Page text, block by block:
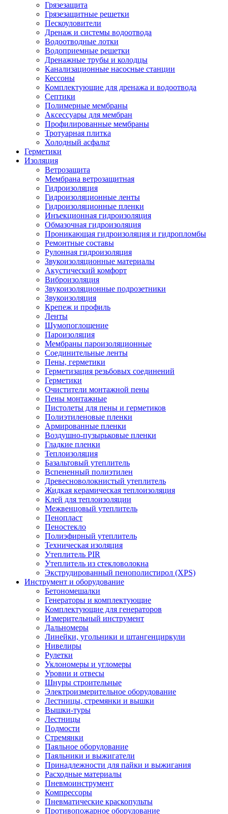
Грязезащита
Грязезащитные решетки
Пескоуловители
Дренаж и системы водоотвода
Водоотводные лотки
Водоприемные решетки
Дренажные трубы и колодцы
Канализационные насосные станции
Кессоны
Комплектующие для дренажа и водоотвода
Септики
Полимерные мембраны
Аксессуары для мембран
Профилированные мембраны
Тротуарная плитка
Холодный асфальт
Герметики
Изоляция
Ветрозащита
Мембрана ветрозащитная
Гидроизоляция
Гидроизоляционные ленты
Гидроизоляционные пленки
Инъекционная гидроизоляция
Обмазочная гидроизоляция
Проникающая гидроизоляция и гидропломбы
Ремонтные составы
Рулонная гидроизоляция
Звукоизоляционные материалы
Акустический комфорт
Виброизоляция
Звукоизоляционные подрозетники
Звукоизоляция
Крепеж и профиль
Ленты
Шумопоглощение
Пароизоляция
Мембраны пароизоляционные
Соединительные ленты
Пены, герметики
Герметизация резьбовых соединений
Герметики
Очистители монтажной пены
Пены монтажные
Пистолеты для пены и герметиков
Полиэтиленовые пленки
Армированные пленки
Воздушно-пузырьковые пленки
Гладкие пленки
Теплоизоляция
Базальтовый утеплитель
Вспененный полиэтилен
Древесноволокнистый утеплитель
Жидкая керамическая теплоизоляция
Клей для теплоизоляции
Межвенцовый утеплитель
Пенопласт
Пеностекло
Полиэфирный утеплитель
Техническая изоляция
Утеплитель PIR
Утеплитель из стекловолокна
Экструдированный пенополистирол (XPS)
Инструмент и оборудование
Бетономешалки
Генераторы и комплектующие
Комплектующие для генераторов
Измерительный инструмент
Дальномеры
Линейки, угольники и штангенциркули
Нивелиры
Рулетки
Уклономеры и угломеры
Уровни и отвесы
Шнуры строительные
Электроизмерительное оборудование
Лестницы, стремянки и вышки
Вышки-туры
Лестницы
Подмости
Стремянки
Паяльное оборудование
Паяльники и выжигатели
Принадлежности для пайки и выжигания
Расходные материалы
Пневмоинструмент
Компрессоры
Пневматические краскопульты
Противопожарное оборудование